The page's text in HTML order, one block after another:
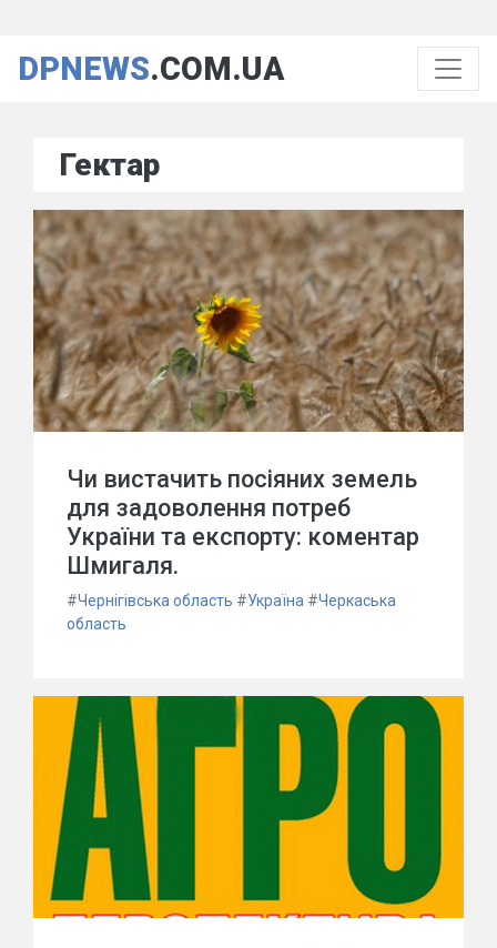
DPNEWS.COM.UA
Гектар
Чи вистачить посіяних земель
для задоволення потреб
України та експорту: коментар
Шмигаля.
#Чернігівська область #Україна #Черкаська
область